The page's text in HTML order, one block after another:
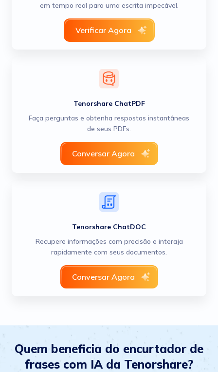
em tempo real para uma escrita impecável.
Verificar Agora
Tenorshare ChatPDF
Faça perguntas e obtenha respostas instantâneas
de seus PDFs.
Conversar Agora
Tenorshare ChatDOC
Recupere informações com precisão e interaja
rapidamente com seus documentos.
Conversar Agora
Quem beneficia do encurtador de
frases com IA da Tenorshare?